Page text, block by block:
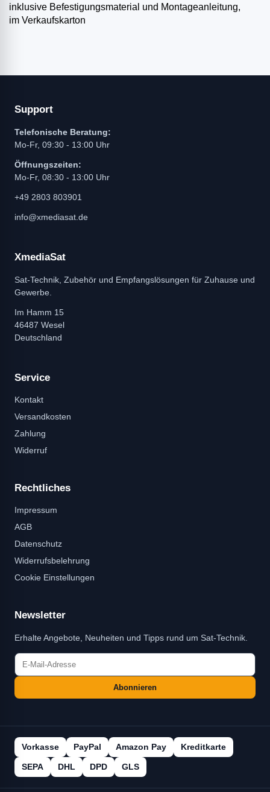
inklusive Befestigungsmaterial und Montageanleitung,
im Verkaufskarton
Support
Telefonische Beratung:
Mo-Fr, 09:30 - 13:00 Uhr
Öffnungszeiten:
Mo-Fr, 08:30 - 13:00 Uhr
+49 2803 803901
info@xmediasat.de
XmediaSat
Sat-Technik, Zubehör und Empfangslösungen für Zuhause und
Gewerbe.
Im Hamm 15
46487 Wesel
Deutschland
Service
Kontakt
Versandkosten
Zahlung
Widerruf
Rechtliches
Impressum
AGB
Datenschutz
Widerrufsbelehrung
Cookie Einstellungen
Newsletter
Erhalte Angebote, Neuheiten und Tipps rund um Sat-Technik.
Abonnieren
Vorkasse PayPal Amazon Pay Kreditkarte
SEPA DHL DPD GLS